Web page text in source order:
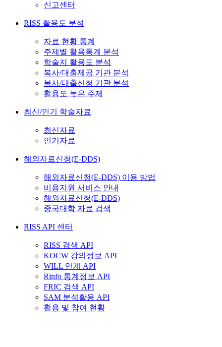
신고센터
RISS 활용도 분석
자료 현황 통계
주제별 활용통계 분석
학술지 활용도 분석
복사/대출제공 기관 분석
복사/대출신청 기관 분석
활용도 높은 주제
최신/인기 학술자료
최신자료
인기자료
해외자료신청(E-DDS)
해외자료신청(E-DDS) 이용 방법
비용지원 서비스 안내
해외자료신청(E-DDS)
중국대학 자료 검색
RISS API 센터
RISS 검색 API
KOCW 강의정보 API
WILL 연계 API
Rinfo 통계정보 API
FRIC 검색 API
SAM 분석활용 API
활용 및 참여 현황